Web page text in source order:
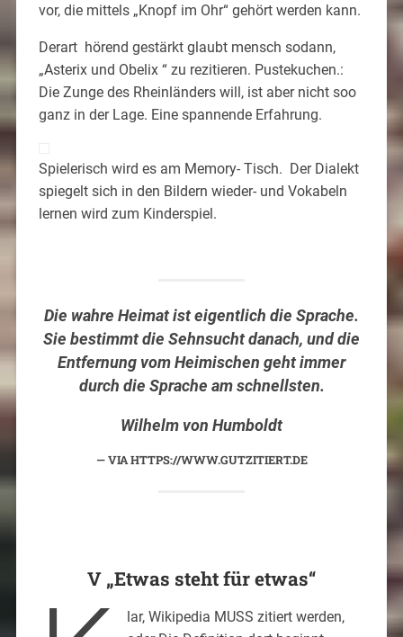
vor, die mittels „Knopf im Ohr“ gehört werden kann.
Derart hörend gestärkt glaubt mensch sodann,
„Asterix und Obelix “ zu rezitieren. Pustekuchen.:
Die Zunge des Rheinländers will, ist aber nicht soo
ganz in der Lage. Eine spannende Erfahrung.
Spielerisch wird es am Memory- Tisch. Der Dialekt
spiegelt sich in den Bildern wieder- und Vokabeln
lernen wird zum Kinderspiel.
Die wahre Heimat ist eigentlich die Sprache.
Sie bestimmt die Sehnsucht danach, und die
Entfernung vom Heimischen geht immer
durch die Sprache am schnellsten.
Wilhelm von Humboldt
VIA HTTPS://WWW.GUTZITIERT.DE
V „Etwas steht für etwas“
lar, Wikipedia MUSS zitiert werden,